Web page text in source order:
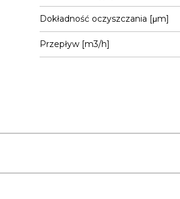
Dokładność oczyszczania [μm]
Przepływ [m3/h]